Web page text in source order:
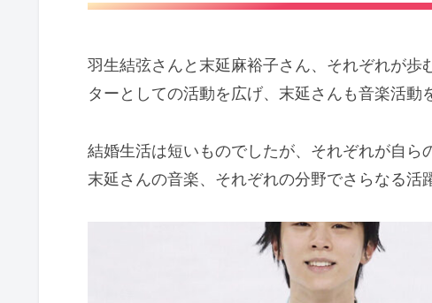
羽生結弦さんと末延麻裕子さん、それぞれが
ターとしての活動を広げ、末延さんも音楽活動
結婚生活は短いものでしたが、それぞれが自
末延さんの音楽、それぞれの分野でさらなる活